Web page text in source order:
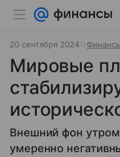
20 сентября 2024
Мировые
Внешний фон
умеренно